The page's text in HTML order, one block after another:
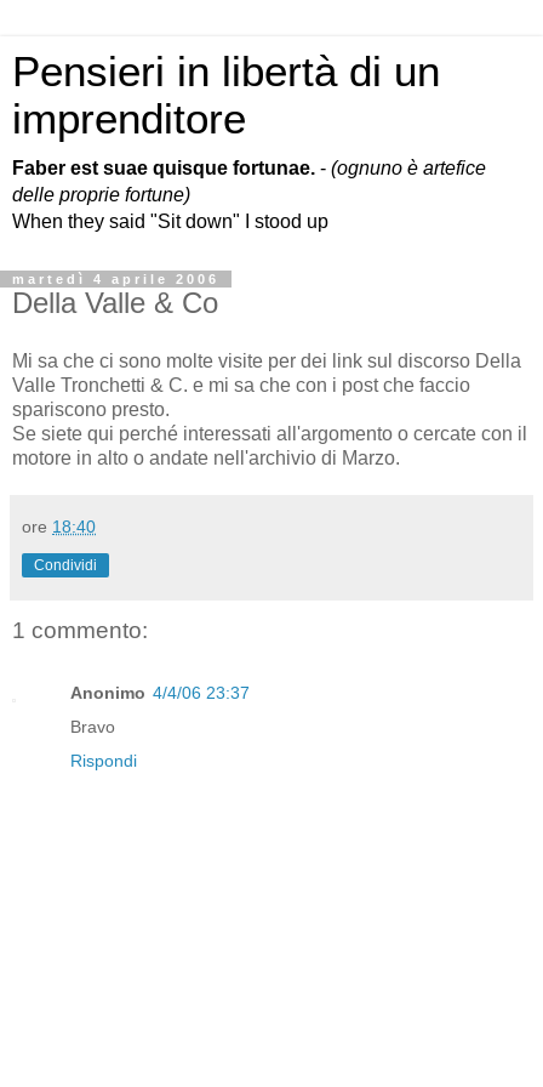
Pensieri in libertà di un
imprenditore
Faber est suae quisque fortunae. - (ognuno è artefice
delle proprie fortune)
When they said "Sit down" I stood up
martedì 4 aprile 2006
Della Valle & Co
Mi sa che ci sono molte visite per dei link sul discorso Della
Valle Tronchetti & C. e mi sa che con i post che faccio
spariscono presto.
Se siete qui perché interessati all'argomento o cercate con il
motore in alto o andate nell'archivio di Marzo.
ore 18:40
Condividi
1 commento:
Anonimo 4/4/06 23:37
Bravo
Rispondi